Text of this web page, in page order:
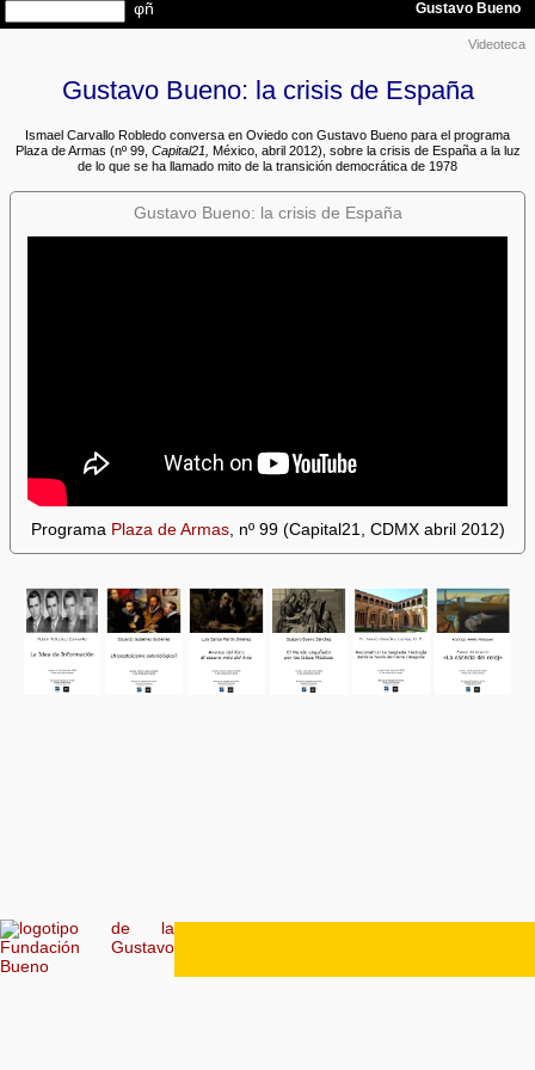
Videoteca
Gustavo Bueno: la crisis de España
Ismael Carvallo Robledo conversa en Oviedo con Gustavo Bueno para el programa
Plaza de Armas (nº 99, Capital21, México, abril 2012), sobre la crisis de España a la luz
de lo que se ha llamado mito de la transición democrática de 1978
Gustavo Bueno: la crisis de España
Programa Plaza de Armas, nº 99 (Capital21, CDMX abril 2012)